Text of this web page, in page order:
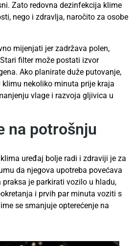
Zato redovna dezinfekcija klime
nego i zdravlja, naročito za osobe
mijenjati jer zadržava polen,
filter može postati izvor
Ako planirate duže putovanje,
nekoliko minuta prije kraja
vlage i razvoja gljivica u
na potrošnju
uređaj bolje radi i zdraviji je za
da njegova upotreba povećava
je parkirati vozilo u hladu,
i prvih par minuta voziti s
se smanjuje opterećenje na